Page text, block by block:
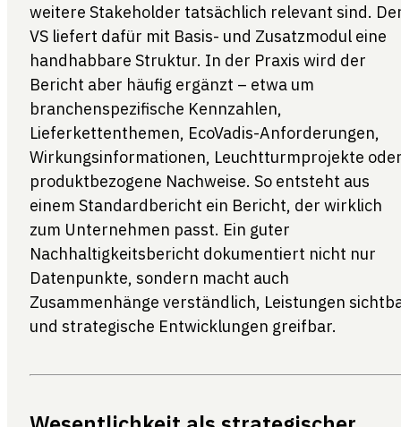
weitere Stakeholder tatsächlich relevant sind.
VS liefert dafür mit Basis- und Zusatzmodul eine
handhabbare Struktur. In der Praxis wird der
Bericht aber häufig ergänzt – etwa um
branchenspezifische Kennzahlen,
Lieferkettenthemen, EcoVadis-Anforderungen,
Wirkungsinformationen, Leuchtturmprojekte
produktbezogene Nachweise. So entsteht aus
einem Standardbericht ein Bericht, der wirklich
zum Unternehmen passt. Ein guter
Nachhaltigkeitsbericht dokumentiert nicht nur
Datenpunkte, sondern macht auch
Zusammenhänge verständlich, Leistungen
und strategische Entwicklungen greifbar.